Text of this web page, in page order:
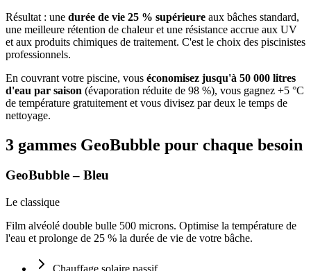
Résultat : une durée de vie 25 % supérieure aux bâches standard,
une meilleure rétention de chaleur et une résistance accrue aux UV
et aux produits chimiques de traitement. C'est le choix des piscinistes
professionnels.
En couvrant votre piscine, vous économisez jusqu'à 50 000 litres
d'eau par saison (évaporation réduite de 98 %), vous gagnez +5 °C
de température gratuitement et vous divisez par deux le temps de
nettoyage.
3 gammes GeoBubble pour chaque besoin
GeoBubble – Bleu
Le classique
Film alvéolé double bulle 500 microns. Optimise la température de
l'eau et prolonge de 25 % la durée de vie de votre bâche.